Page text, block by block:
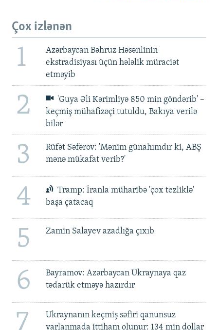
Çox izlənən
1
Azərbaycan Bəhruz Həsənlinin
ekstradisiyası üçün hələlik müraciət
etməyib
2
'Guya Əli Kərimliyə 850 min göndərib' –
keçmiş mühafizəçi tutuldu, Bakıya verilə
bilər
3
Rüfət Səfərov: 'Mənim günahımdır ki, ABŞ
mənə mükafat verib?'
4
Tramp: İranla müharibə 'çox tezliklə'
başa çatacaq
5 Zamin Salayev azadlığa çıxıb
6
Bayramov: Azərbaycan Ukraynaya qaz
tədarük etməyə hazırdır
7
Ukraynanın keçmiş səfiri qanunsuz
varlanmada ittiham olunur: 134 min dollar